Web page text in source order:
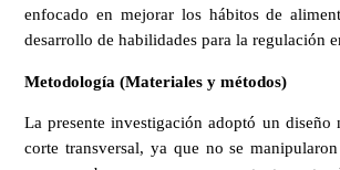
enfocado en mejorar los hábitos de
desarrollo de habilidades para la regulación
Metodología (Materiales y métodos)
La presente investigación adoptó un diseño
corte transversal, ya que no se